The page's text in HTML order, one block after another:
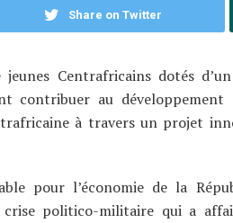
Share on Twitter
Centrafricains dotés
contribuer au développement
à travers un projet
pour l’économie de la
crise politico-militaire qui a